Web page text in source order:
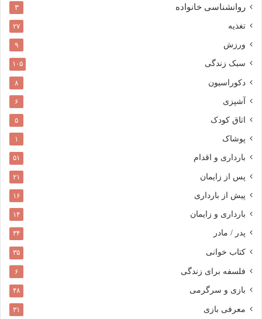
روانشناسی خانواده ۳
تغذیه ۲۷
ورزش ۹
سبک زندگی ۱۰۵
دکوراسیون ۸
آشپزی ۶
اتاق کودک ۵
پوشاک ۱
بارداری و اقدام ۵۱
پس از زایمان ۲۱
پیش از بارداری ۱۶
بارداری و زایمان ۱۴
پدر / مادر ۳۴
کتاب خوانی ۳۵
فلسفه برای زندگی ۶
بازی و سرگرمی ۴۸
معرفی بازی ۳۱